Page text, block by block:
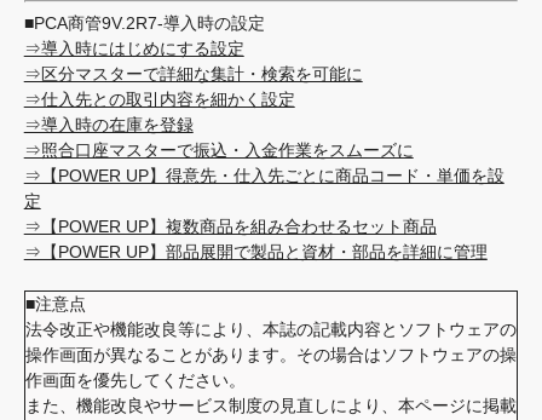
■PCA商管9V.2R7-導入時の設定
⇒導入時にはじめにする設定
⇒区分マスターで詳細な集計・検索を可能に
⇒仕入先との取引内容を細かく設定
⇒導入時の在庫を登録
⇒照合口座マスターで振込・入金作業をスムーズに
⇒【POWER UP】得意先・仕入先ごとに商品コード・単価を設
定
⇒【POWER UP】複数商品を組み合わせるセット商品
⇒【POWER UP】部品展開で製品と資材・部品を詳細に管理
■注意点
法令改正や機能改良等により、本誌の記載内容とソフトウェアの
操作画面が異なることがあります。その場合はソフトウェアの操
作画面を優先してください。
また、機能改良やサービス制度の見直しにより、本ページに掲載